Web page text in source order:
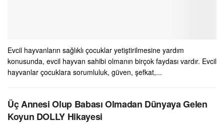
Evcil hayvanların sağlıklı çocuklar yetiştirilmesine yardım
konusunda, evcil hayvan sahibi olmanın birçok faydası vardır. Evcil
hayvanlar çocuklara sorumluluk, güven, şefkat,...
Üç Annesi Olup Babası Olmadan Dünyaya Gelen
Koyun DOLLY Hikayesi